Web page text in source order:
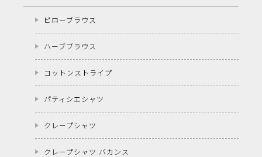
ピローブラウス
ハーブブラウス
コットンストライプ
パティシエシャツ
クレープシャツ
クレープシャツ バカンス